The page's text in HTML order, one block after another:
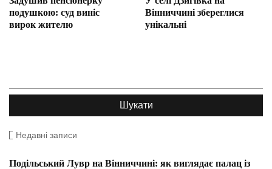
подушкою: суд виніс
вирок жителю
Вінниччині збереглися
унікальні
Недавні записи
Подільський Лувр на Вінниччині: як виглядає палац із